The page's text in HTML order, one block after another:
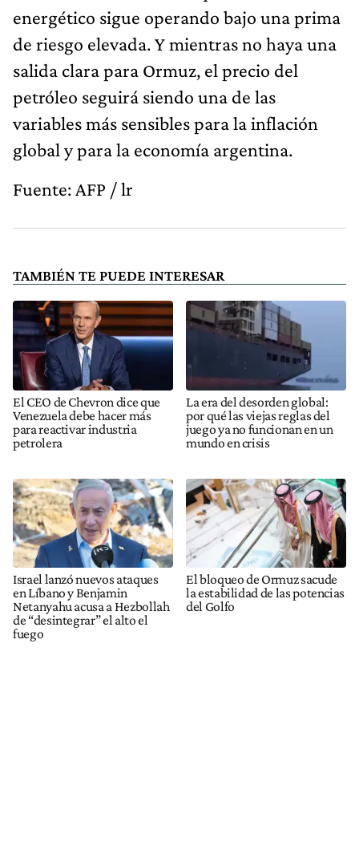
energético sigue operando bajo una prima
de riesgo elevada. Y mientras no haya una
salida clara para Ormuz, el precio del
petróleo seguirá siendo una de las
variables más sensibles para la inflación
global y para la economía argentina.
Fuente: AFP / lr
TAMBIÉN TE PUEDE INTERESAR
El CEO de Chevron dice que
Venezuela debe hacer más
para reactivar industria
petrolera
La era del desorden global:
por qué las viejas reglas del
juego ya no funcionan en un
mundo en crisis
Israel lanzó nuevos ataques
en Líbano y Benjamin
Netanyahu acusa a Hezbollah
de “desintegrar” el alto el
fuego
El bloqueo de Ormuz sacude
la estabilidad de las potencias
del Golfo